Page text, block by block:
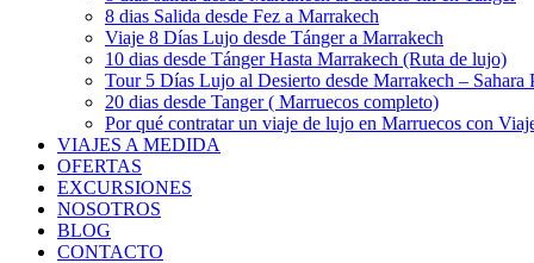
8 dias Salida desde Fez a Marrakech
Viaje 8 Días Lujo desde Tánger a Marrakech
10 dias desde Tánger Hasta Marrakech (Ruta de lujo)
Tour 5 Días Lujo al Desierto desde Marrakech – Sahara
20 dias desde Tanger ( Marruecos completo)
Por qué contratar un viaje de lujo en Marruecos con
VIAJES A MEDIDA
OFERTAS
EXCURSIONES
NOSOTROS
BLOG
CONTACTO